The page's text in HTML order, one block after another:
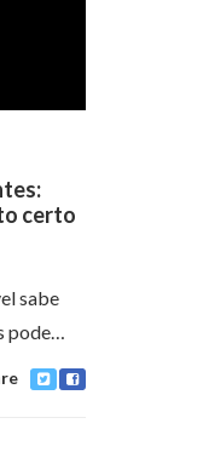
certo
sabe